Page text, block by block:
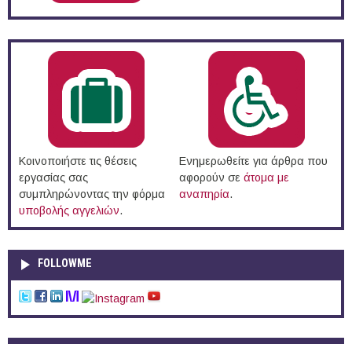
Κοινοποιήστε τις θέσεις
εργασίας σας
συμπληρώνοντας την φόρμα
υποβολής αγγελιών.
Ενημερωθείτε για άρθρα που
αφορούν σε άτομα με
αναπηρία.
FOLLOWME